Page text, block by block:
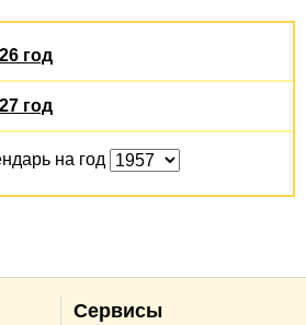
год
год
на год
Сервисы